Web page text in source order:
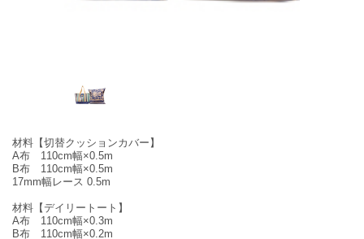
材料【切替クッションカバー】
A布 110cm幅×0.5m
B布 110cm幅×0.5m
17mm幅レース 0.5m
材料【デイリートート】
A布 110cm幅×0.3m
B布 110cm幅×0.2m